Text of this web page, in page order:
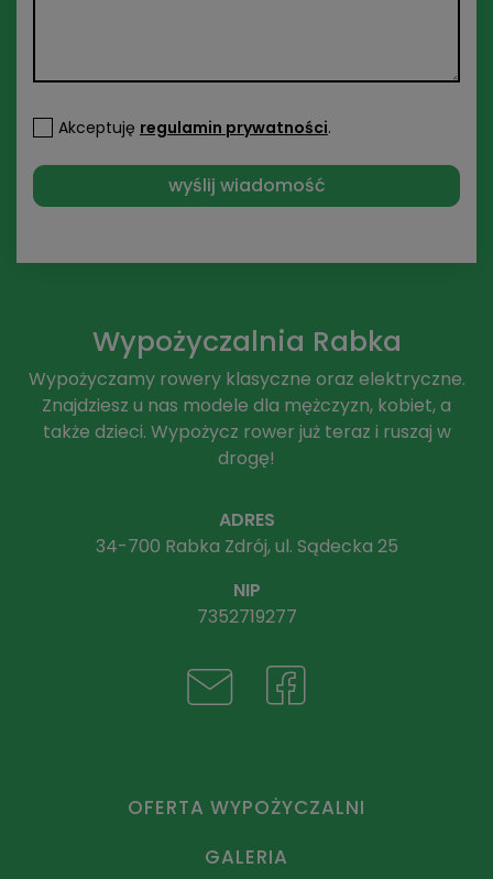
Akceptuję regulamin prywatności.
Wypożyczalnia Rabka
Wypożyczamy rowery klasyczne oraz elektryczne.
Znajdziesz u nas modele dla mężczyzn, kobiet, a
także dzieci. Wypożycz rower już teraz i ruszaj w
drogę!
ADRES
34-700 Rabka Zdrój, ul. Sądecka 25
NIP
7352719277
OFERTA WYPOŻYCZALNI
GALERIA